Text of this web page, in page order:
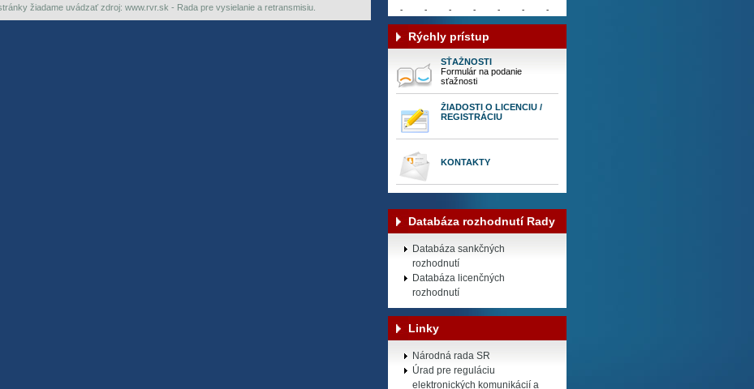
žiadame uvádzať zdroj: www.rvr.sk - Rada pre vysielanie a retransmisiu.
Rýchly prístup
SŤAŽNOSTI
Formulár na podanie
sťažnosti
ŽIADOSTI O LICENCIU /
REGISTRÁCIU
KONTAKTY
Databáza rozhodnutí Rady
Databáza sankčných
rozhodnutí
Databáza licenčných
rozhodnutí
Linky
Národná rada SR
Úrad pre reguláciu
elektronických komunikácií a